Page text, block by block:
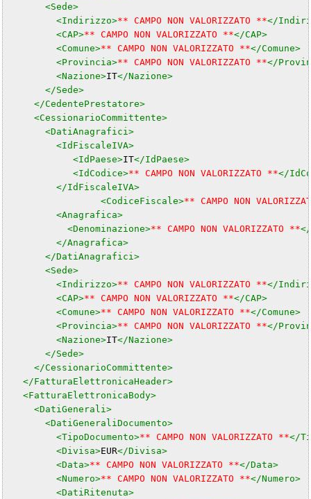
<Sede>
<Indirizzo>** CAMPO NON VALORIZZATO **</
<CAP>** CAMPO NON VALORIZZATO **</CAP>
<Comune>** CAMPO NON VALORIZZATO **</Comune>
<Provincia>** CAMPO NON VALORIZZATO **</
<Nazione>IT</Nazione>
</Sede>
</CedentePrestatore>
<CessionarioCommittente>
<DatiAnagrafici>
<IdFiscaleIVA>
<IdPaese>IT</IdPaese>
<IdCodice>** CAMPO NON VALORIZZATO **</
</IdFiscaleIVA>
<CodiceFiscale>** CAMPO NON
<Anagrafica>
<Denominazione>** CAMPO NON VALORIZZATO **
</Anagrafica>
</DatiAnagrafici>
<Sede>
<Indirizzo>** CAMPO NON VALORIZZATO **</
<CAP>** CAMPO NON VALORIZZATO **</CAP>
<Comune>** CAMPO NON VALORIZZATO **</Comune>
<Provincia>** CAMPO NON VALORIZZATO **</
<Nazione>IT</Nazione>
</Sede>
</CessionarioCommittente>
</FatturaElettronicaHeader>
<FatturaElettronicaBody>
<DatiGenerali>
<DatiGeneraliDocumento>
<TipoDocumento>** CAMPO NON VALORIZZATO **</
<Divisa>EUR</Divisa>
<Data>** CAMPO NON VALORIZZATO **</Data>
<Numero>** CAMPO NON VALORIZZATO **</Numero>
<DatiRitenuta>